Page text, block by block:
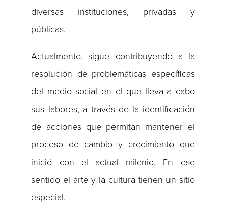
diversas instituciones, privadas y
públicas.
Actualmente, sigue contribuyendo a la
resolución de problemáticas específicas
del medio social en el que lleva a cabo
sus labores, a través de la identificación
de acciones que permitan mantener el
proceso de cambio y crecimiento que
inició con el actual milenio. En ese
sentido el arte y la cultura tienen un sitio
especial.